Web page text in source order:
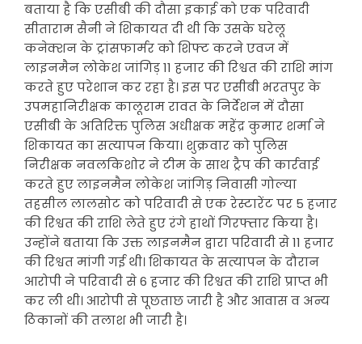
बताया है कि एसीबी की दौसा इकाई को एक परिवादी
सीताराम सैनी ने शिकायत दी थी कि उसके घरेलू
कनेक्शन के ट्रांसफार्मर को शिफ्ट करने एवज में
लाइनमैन लोकेश जांगिड़ 11 हजार की रिश्वत की राशि मांग
करते हुए परेशान कर रहा है। इस पर एसीबी भरतपुर के
उपमहानिरीक्षक कालूराम रावत के निर्देशन में दौसा
एसीबी के अतिरिक्त पुलिस अधीक्षक महेंद्र कुमार शर्मा ने
शिकायत का सत्यापन किया। शुक्रवार को पुलिस
निरीक्षक नवलकिशोर ने टीम के साथ ट्रैप की कार्रवाई
करते हुए लाइनमैन लोकेश जांगिड़ निवासी गोल्या
तहसील लालसोट को परिवादी से एक रेस्टारेंट पर 5 हजार
की रिश्वत की राशि लेते हुए रंगे हाथों गिरफ्तार किया है।
उन्होंने बताया कि उक्त लाइनमैन द्वारा परिवादी से 11 हजार
की रिश्वत मांगी गई थी। शिकायत के सत्यापन के दौरान
आरोपी ने परिवादी से 6 हजार की रिश्वत की राशि प्राप्त भी
कर ली थी। आरोपी से पूछताछ जारी है और आवास व अन्य
ठिकानों की तलाश भी जारी है।